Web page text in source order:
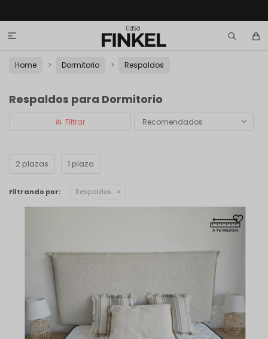

Home Dormitorio Respaldos
Respaldos para Dormitorio
Recomendados
2 plazas 1 plaza
Filtrando por: Respaldos